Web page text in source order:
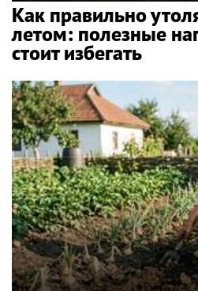
Как правильно
летом: полезные
стоит избегать